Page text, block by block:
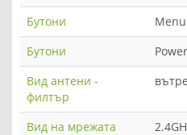
Бутони
Бутони
Вид антени -
филтър
Вид на мрежата